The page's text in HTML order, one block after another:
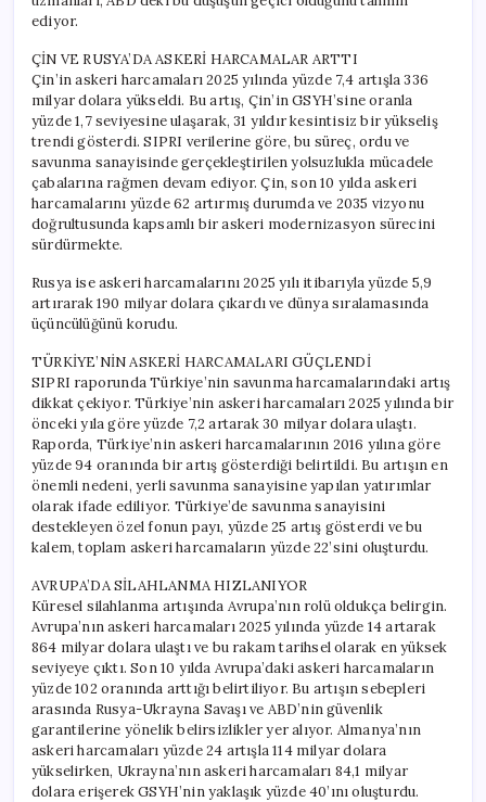
ediyor.
ÇİN VE RUSYA’DA ASKERİ HARCAMALAR ARTTI
Çin’in askeri harcamaları 2025 yılında yüzde 7,4 artışla 336
milyar dolara yükseldi. Bu artış, Çin’in GSYH’sine oranla
yüzde 1,7 seviyesine ulaşarak, 31 yıldır kesintisiz bir yükseliş
trendi gösterdi. SIPRI verilerine göre, bu süreç, ordu ve
savunma sanayisinde gerçekleştirilen yolsuzlukla mücadele
çabalarına rağmen devam ediyor. Çin, son 10 yılda askeri
harcamalarını yüzde 62 artırmış durumda ve 2035 vizyonu
doğrultusunda kapsamlı bir askeri modernizasyon sürecini
sürdürmekte.
Rusya ise askeri harcamalarını 2025 yılı itibarıyla yüzde 5,9
artırarak 190 milyar dolara çıkardı ve dünya sıralamasında
üçüncülüğünü korudu.
TÜRKİYE’NİN ASKERİ HARCAMALARI GÜÇLENDİ
SIPRI raporunda Türkiye’nin savunma harcamalarındaki artış
dikkat çekiyor. Türkiye’nin askeri harcamaları 2025 yılında bir
önceki yıla göre yüzde 7,2 artarak 30 milyar dolara ulaştı.
Raporda, Türkiye’nin askeri harcamalarının 2016 yılına göre
yüzde 94 oranında bir artış gösterdiği belirtildi. Bu artışın en
önemli nedeni, yerli savunma sanayisine yapılan yatırımlar
olarak ifade ediliyor. Türkiye’de savunma sanayisini
destekleyen özel fonun payı, yüzde 25 artış gösterdi ve bu
kalem, toplam askeri harcamaların yüzde 22’sini oluşturdu.
AVRUPA’DA SİLAHLANMA HIZLANIYOR
Küresel silahlanma artışında Avrupa’nın rolü oldukça belirgin.
Avrupa’nın askeri harcamaları 2025 yılında yüzde 14 artarak
864 milyar dolara ulaştı ve bu rakam tarihsel olarak en yüksek
seviyeye çıktı. Son 10 yılda Avrupa’daki askeri harcamaların
yüzde 102 oranında arttığı belirtiliyor. Bu artışın sebepleri
arasında Rusya-Ukrayna Savaşı ve ABD’nin güvenlik
garantilerine yönelik belirsizlikler yer alıyor. Almanya’nın
askeri harcamaları yüzde 24 artışla 114 milyar dolara
yükselirken, Ukrayna’nın askeri harcamaları 84,1 milyar
dolara erişerek GSYH’nin yaklaşık yüzde 40’ını oluşturdu.